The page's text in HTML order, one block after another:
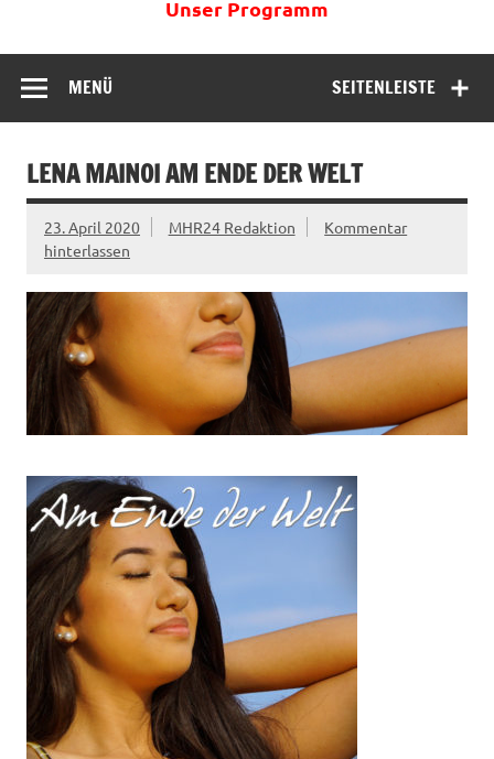
Unser Programm
SEITENLEISTE
MENÜ
LENA MAINOI AM ENDE DER WELT
23. April 2020 MHR24 Redaktion
Kommentar
hinterlassen